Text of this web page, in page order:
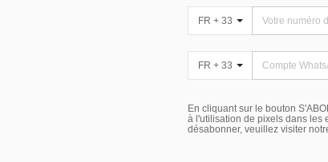
FR + 33
FR + 33
En cliquant sur le bouton
à l'utilisation de pixels dans les
désabonner, veuillez visiter